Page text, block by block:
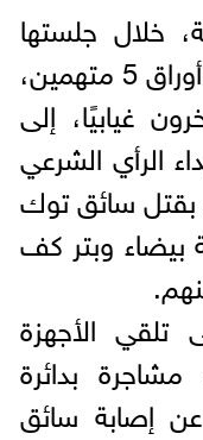
خلال جلستها
المنعقدة اليوم الثلاثاء، إحالة أوراق 5 متهمين،
متهم حضوري و4 آخرون غيابيًا، إلى
الرأي الشرعي
بقتل سائق توك
بيضاء وبتر كف
تلقي الأجهزة
بدائرة
إصابة سائق